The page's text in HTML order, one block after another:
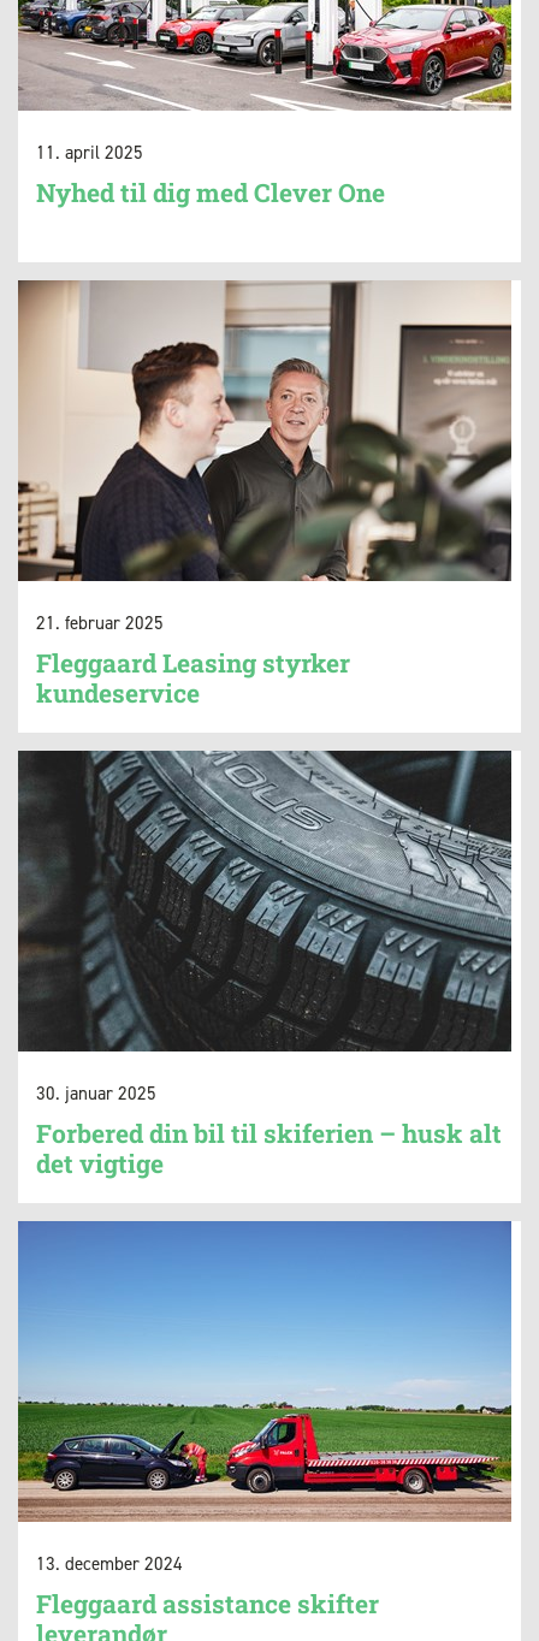
11. april 2025
Nyhed til dig med Clever One
21. februar 2025
Fleggaard Leasing styrker
kundeservice
30. januar 2025
Forbered din bil til skiferien – husk alt
det vigtige
13. december 2024
Fleggaard assistance skifter